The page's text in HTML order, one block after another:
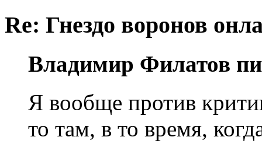
Re: Гнездо воронов
Владимир Филатов
Я вообще против
то там, в то время,